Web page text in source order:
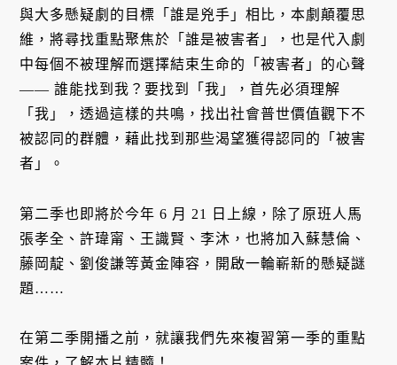
與大多懸疑劇的目標「誰是兇手」相比，本劇顛覆思
維，將尋找重點聚焦於「誰是被害者」，也是代入劇
中每個不被理解而選擇結束生命的「被害者」的心聲
—— 誰能找到我？要找到「我」，首先必須理解
「我」，透過這樣的共鳴，找出社會普世價值觀下不
被認同的群體，藉此找到那些渴望獲得認同的「被害
者」。
第二季也即將於今年 6 月 21 日上線，除了原班人馬
張孝全、許瑋甯、王識賢、李沐，也將加入蘇慧倫、
藤岡靛、劉俊謙等黃金陣容，開啟一輪嶄新的懸疑謎
題……
在第二季開播之前，就讓我們先來複習第一季的重點